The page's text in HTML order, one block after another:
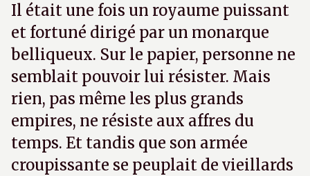
Il était une fois un royaume puissant
et fortuné dirigé par un monarque
belliqueux. Sur le papier, personne ne
semblait pouvoir lui résister. Mais
rien, pas même les plus grands
empires, ne résiste aux affres du
temps. Et tandis que son armée
croupissante se peuplait de vieillards